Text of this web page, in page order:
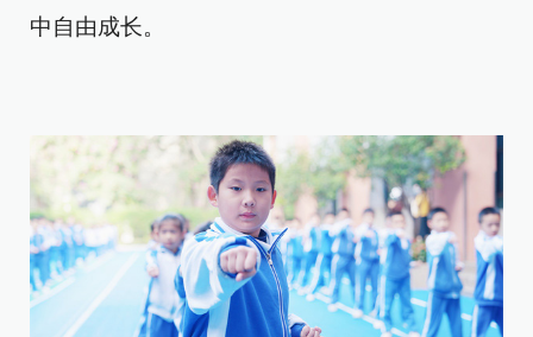
中自由成长。